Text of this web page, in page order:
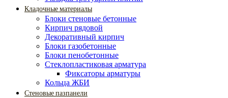
Кладочные материалы
Блоки стеновые бетонные
Кирпич рядовой
Декоративный кирпич
Блоки газобетонные
Блоки пенобетонные
Стеклопластиковая арматура
Фиксаторы арматуры
Кольца ЖБИ
Стеновые пазпанели